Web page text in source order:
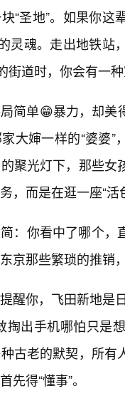
“圣地”。如果你
灵魂。走出地铁
街道时，你会有一
简单😁暴力，却
大婶一样的“婆婆
聚光灯下，那些
，而是在逛一座“活
：你看中了哪个，
京那些繁琐的推销
醒你，飞田新地是
掏出手机哪怕只是
古老的默契，所
得“懂事”。